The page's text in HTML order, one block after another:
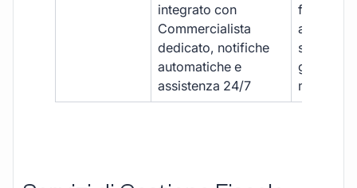
integrato con
Commercialista
dedicato, notifiche
automatiche e
assistenza 24/7
studio e
gestione
manuale